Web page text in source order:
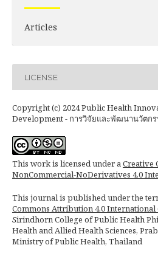
Articles
LICENSE
Copyright (c) 2024 Public Health
Development - การวิจัยและพัฒนานวัตก
This work is licensed under aCreative
NonCommercial-NoDerivatives 4.0
This journal is published under the
Commons Attribution 4.0 International
Sirindhorn College of Public Health
Health and Allied Health Sciences,
Ministry of Public Health, Thailand